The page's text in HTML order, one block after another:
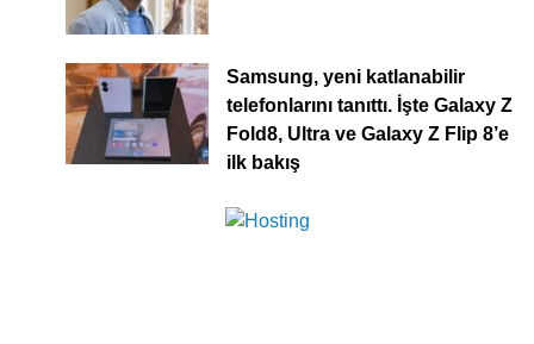
Samsung, yeni katlanabilir
telefonlarını tanıttı. İşte Galaxy Z
Fold8, Ultra ve Galaxy Z Flip 8’e
ilk bakış